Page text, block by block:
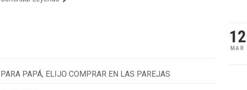
PARA PAPÁ, ELIJO COMPRAR EN LAS PAREJAS
12
MAR